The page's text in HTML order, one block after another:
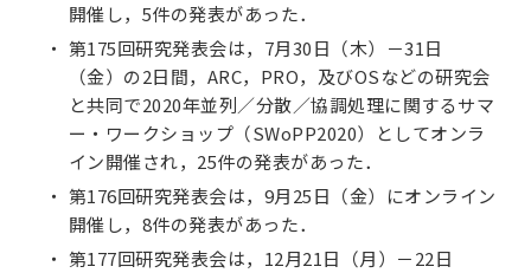
開催し，5件の発表があった．
第175回研究発表会は，7月30日（木）－31日
（金）の2日間，ARC，PRO，及びOSなどの研究会
と共同で2020年並列／分散／協調処理に関するサマ
ー・ワークショップ（SWoPP2020）としてオンラ
イン開催され，25件の発表があった．
第176回研究発表会は，9月25日（金）にオンライン
開催し，8件の発表があった．
第177回研究発表会は，12月21日（月）－22日